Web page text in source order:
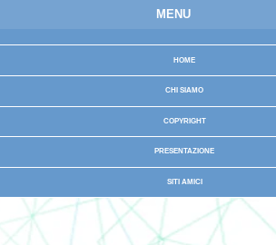
MENU
HOME
CHI SIAMO
COPYRIGHT
PRESENTAZIONE
SITI AMICI